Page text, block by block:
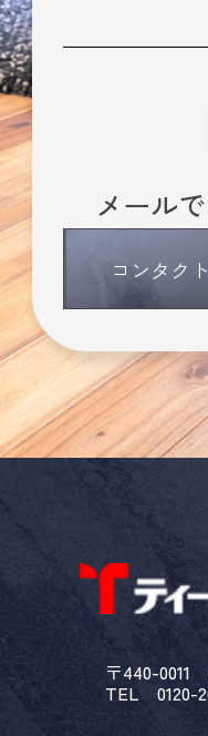
メール
コンタク
〒440-0011
TEL 0120-